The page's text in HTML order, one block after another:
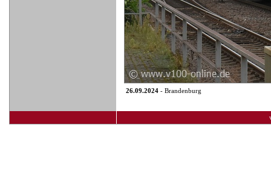
26.09.2024 - Brandenburg